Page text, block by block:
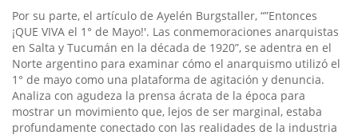
Por su parte, el artículo de Ayelén Burgstaller, “”Entonces
¡QUE VIVA el 1° de Mayo!'. Las conmemoraciones anarquistas
en Salta y Tucumán en la década de 1920”, se adentra en el
Norte argentino para examinar cómo el anarquismo utilizó el
1° de mayo como una plataforma de agitación y denuncia.
Analiza con agudeza la prensa ácrata de la época para
mostrar un movimiento que, lejos de ser marginal, estaba
profundamente conectado con las realidades de la industria